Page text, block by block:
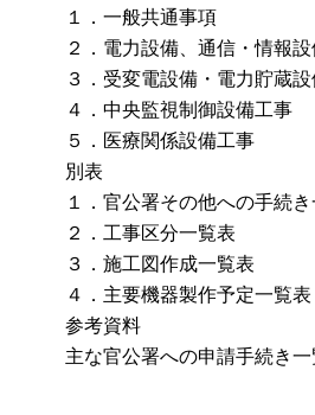
１．一般共通事項
２．電力設備、通信・情報
３．受変電設備・電力貯蔵
４．中央監視制御設備工事
５．医療関係設備工事
別表
１．官公署その他への手続
２．工事区分一覧表
３．施工図作成一覧表
４．主要機器製作予定一覧表
参考資料
主な官公署への申請手続き